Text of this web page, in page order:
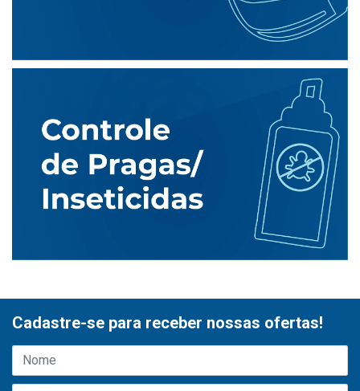
Cadastre-se para receber nossas ofertas!